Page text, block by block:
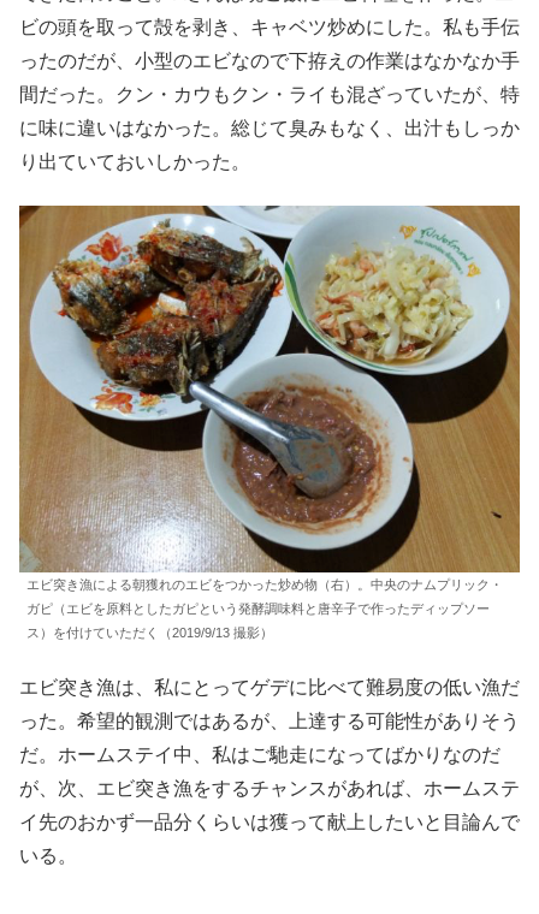
ビの頭を取って殻を剥き、キャベツ炒めにした。私も手伝
ったのだが、小型のエビなので下拵えの作業はなかなか手
間だった。クン・カウもクン・ライも混ざっていたが、特
に味に違いはなかった。総じて臭みもなく、出汁もしっか
り出ていておいしかった。
エビ突き漁による朝獲れのエビをつかった炒め物（右）。中央のナムプリック・
ガピ（エビを原料としたガピという発酵調味料と唐辛子で作ったディップソー
ス）を付けていただく（2019/9/13 撮影）
エビ突き漁は、私にとってゲデに比べて難易度の低い漁だ
った。希望的観測ではあるが、上達する可能性がありそう
だ。ホームステイ中、私はご馳走になってばかりなのだ
が、次、エビ突き漁をするチャンスがあれば、ホームステ
イ先のおかず一品分くらいは獲って献上したいと目論んで
いる。